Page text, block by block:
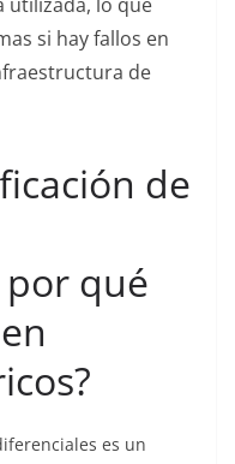
si hay fallos en
de
de
qué
es un